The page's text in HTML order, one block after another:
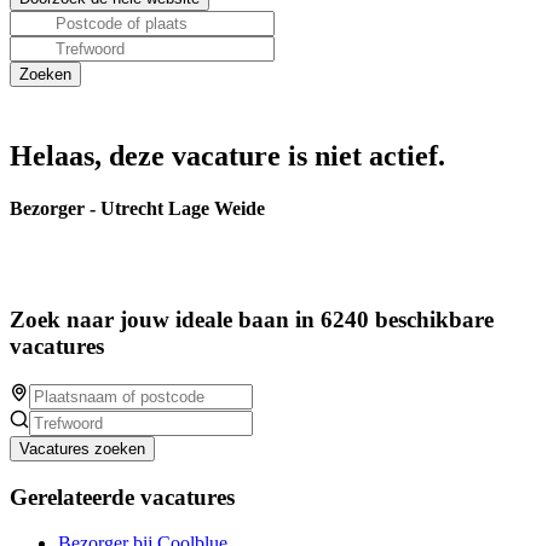
Helaas, deze vacature is niet actief.
Bezorger - Utrecht Lage Weide
Zoek naar jouw ideale baan in 6240 beschikbare
vacatures
Vacatures zoeken
Gerelateerde vacatures